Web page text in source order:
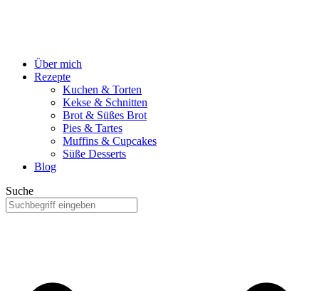
Über mich
Rezepte
Kuchen & Torten
Kekse & Schnitten
Brot & Süßes Brot
Pies & Tartes
Muffins & Cupcakes
Süße Desserts
Blog
Suche